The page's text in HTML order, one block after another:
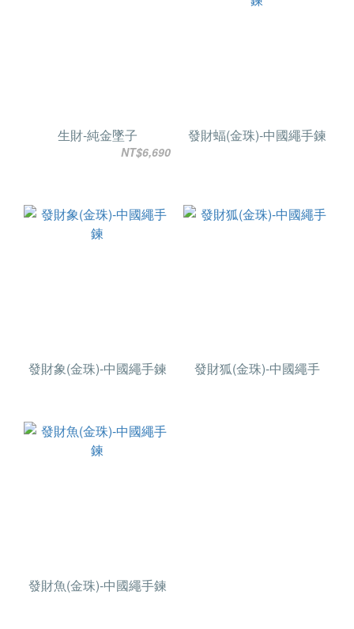
生財-純金墜子
NT$6,690
發財蝠(金珠)-中國繩手鍊
發財象(金珠)-中國繩手鍊 發財狐(金珠)-中國繩手
發財魚(金珠)-中國繩手鍊